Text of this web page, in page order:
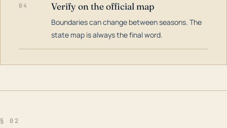
04 Verify on the official map
Boundaries can change between seasons. The
state map is always the final word.
§ 02